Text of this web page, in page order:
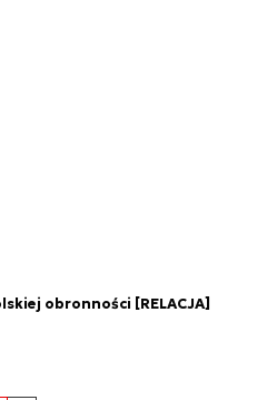
obronności [RELACJA]